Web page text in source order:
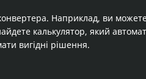
Наприклад, ви
калькулятор, який
вигідні рішення.